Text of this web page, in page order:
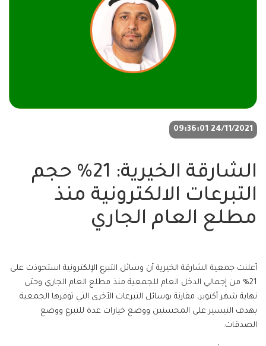
24/11/2021 09:36:01
الشارقة الخيرية: 21% حجم
التبرعات الالكترونية منذ
مطلع العام الجاري
أعلنت جمعية الشارقة الخيرية أن وسائل التبرع الإلكترونية استحوذت على
21% من إجمالي الدخل العام للجمعية منذ مطلع العام الجاري وحتى
نهاية شهر أكتوبر، مقارنة بوسائل التبرعات الأخرى التي توفرها الجمعية
بهدف التيسير على المحسنين ووضع خيارات عدة للتبرع ووضع
الصدقات.